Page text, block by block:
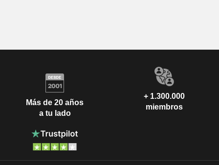
Más de 20 años
a tu lado
+ 1.300.000
miembros